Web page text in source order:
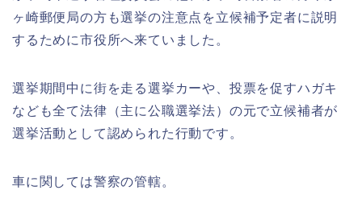
ヶ崎郵便局の方も選挙の注意点を立候補予定者に説明
するために市役所へ来ていました。
選挙期間中に街を走る選挙カーや、投票を促すハガキ
なども全て法律（主に公職選挙法）の元で立候補者が
選挙活動として認められた行動です。
車に関しては警察の管轄。